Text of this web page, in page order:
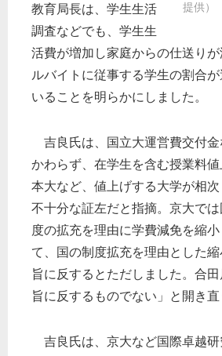
提供）
教育局長は、学生生活
調査などでも、学生生
活費が増加し家庭からの仕送り
ルバイトに従事する学生の割合
いることを明らかにしました。
吉良氏は、国立大運営費交付金
かわらず、在学生を含む授業料
本大など、値上げする大学が相
不十分な証左だと指摘。京大では
度の拡充を理由に学費減免を縮
て、国の制度拡充を理由とした
旨に反するとただしました。合
旨に反するものでない」と開き直
吉良氏は、京大など国際卓越研